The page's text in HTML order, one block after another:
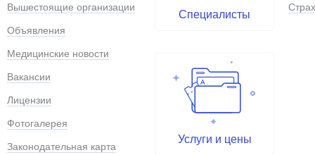
Вышестоящие организации
Объявления
Медицинские новости
Вакансии
Лицензии
Фотогалерея
Законодательная карта
Специалисты
Услуги и цены